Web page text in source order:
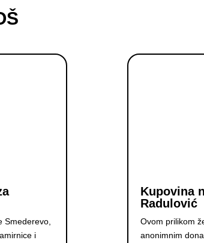
Smederevo,
i
Kupovina
Radulović
Ovom prilikom
anonimnim